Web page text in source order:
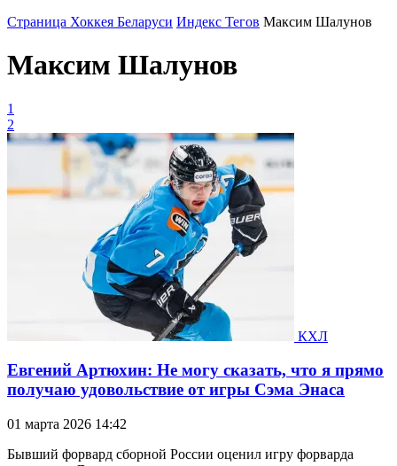
Страница Хоккея Беларуси Индекс Тегов Максим Шалунов
Максим Шалунов
1
2
КХЛ
Евгений Артюхин: Не могу сказать, что я прямо
получаю удовольствие от игры Сэма Энаса
01 марта 2026 14:42
Бывший форвард сборной России оценил игру форварда